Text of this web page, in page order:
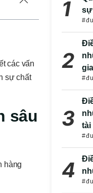
các vấn
sự chất
sâu
hàng
sự
tài